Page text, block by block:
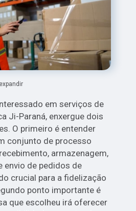
em serviços de
Ji-Paraná, enxergue dois
O primeiro é entender
conjunto de processo
armazenagem,
envio de pedidos de
crucial para a fidelização
ponto importante é
que escolheu irá oferecer